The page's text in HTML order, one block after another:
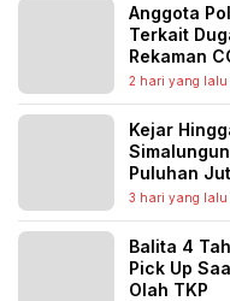
Anggota
Terkait
Rekaman
2 hari yang lalu
Kejar
Puluhan
3 hari yang lalu
Balita 4
Pick Up
Olah TKP